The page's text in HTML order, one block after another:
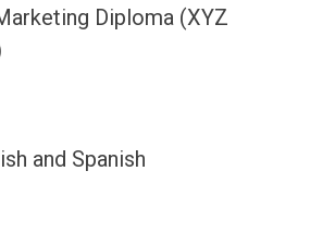
Diploma (XYZ
and Spanish